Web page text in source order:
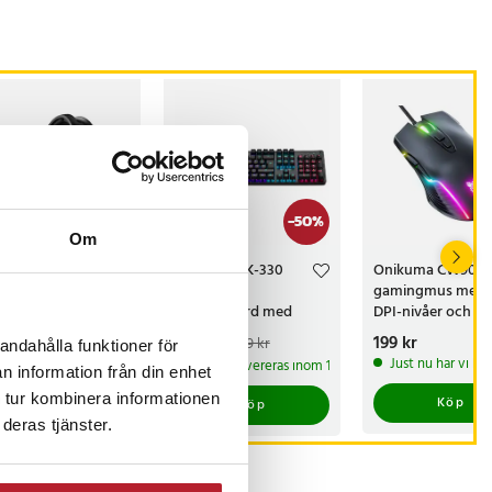
Om
funktioner för
information från din enhet
kombinera informationen
tjänster.
brusreducerande
- Svart
:349 kr
kr
exemplaret
Köp
-50%
Denver GKK-330
tangentbord med
mekaniska brytare och
RGB-belysning –
Nordic layout
Nuvarande pris
199 kr Tidigare pris:
399 kr
199 kr 399 kr
I lager, levereras inom 1-2 vardagar
Köp
Onikuma CW905
gamingmus med
DPI-nivåer och
belysning - Svart
Pris :199 kr
199 kr
Just nu har vi
Köp